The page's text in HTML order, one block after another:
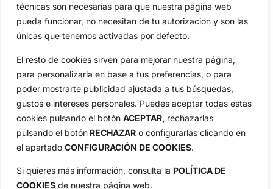
técnicas son necesarias para que nuestra página web
pueda funcionar, no necesitan de tu autorización y son las
únicas que tenemos activadas por defecto.
El resto de cookies sirven para mejorar nuestra página,
para personalizarla en base a tus preferencias, o para
poder mostrarte publicidad ajustada a tus búsquedas,
gustos e intereses personales. Puedes aceptar todas estas
cookies pulsando el botón ACEPTAR, rechazarlas
pulsando el botón RECHAZAR o configurarlas clicando en
el apartado CONFIGURACIÓN DE COOKIES.
Si quieres más información, consulta la POLÍTICA DE
COOKIES de nuestra página web.
Política de Cookies
Publicidad
Copyright © 2025 OpenGolf | Diseño porTecnoQuatre